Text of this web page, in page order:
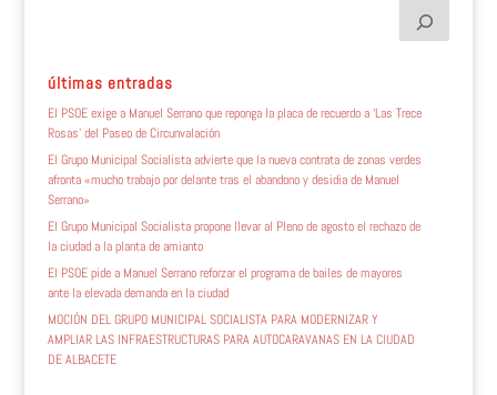
últimas entradas
El PSOE exige a Manuel Serrano que reponga la placa de recuerdo a ‘Las Trece
Rosas’ del Paseo de Circunvalación
El Grupo Municipal Socialista advierte que la nueva contrata de zonas verdes
afronta «mucho trabajo por delante tras el abandono y desidia de Manuel
Serrano»
El Grupo Municipal Socialista propone llevar al Pleno de agosto el rechazo de
la ciudad a la planta de amianto
El PSOE pide a Manuel Serrano reforzar el programa de bailes de mayores
ante la elevada demanda en la ciudad
MOCIÓN DEL GRUPO MUNICIPAL SOCIALISTA PARA MODERNIZAR Y
AMPLIAR LAS INFRAESTRUCTURAS PARA AUTOCARAVANAS EN LA CIUDAD
DE ALBACETE